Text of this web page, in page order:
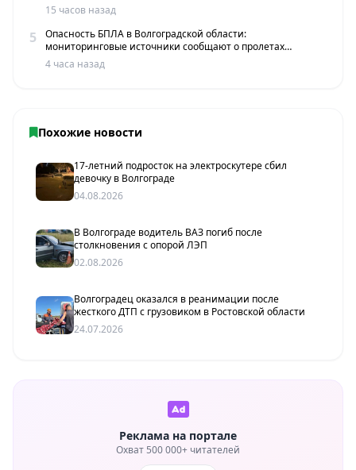
15 часов назад
5
Опасность БПЛА в Волгоградской области:
мониторинговые источники сообщают о пролетах
беспилотников
4 часа назад
Похожие новости
17-летний подросток на электроскутере сбил
девочку в Волгограде
04.08.2026
В Волгограде водитель ВАЗ погиб после
столкновения с опорой ЛЭП
02.08.2026
Волгоградец оказался в реанимации после
жесткого ДТП с грузовиком в Ростовской области
24.07.2026
Реклама на портале
Охват 500 000+ читателей